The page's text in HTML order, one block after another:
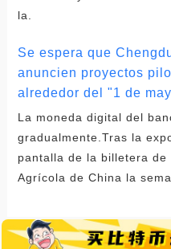
la.
Se espera que
anuncien proyectos
alrededor del "1 de
La moneda digital del
gradualmente.Tras la
pantalla de la billetera
Agrícola de China la